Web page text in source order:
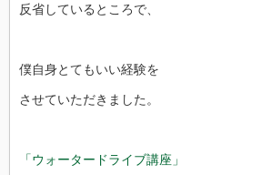
反省しているところで、
僕自身とてもいい経験を
させていただきました。
「ウォータードライブ講座」